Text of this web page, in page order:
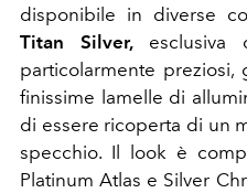
disponibile in diverse
Titan Silver, esclusiva
particolarmente
finissime lamelle di
di essere ricoperta di un
specchio. Il look è
Platinum Atlas e Silver